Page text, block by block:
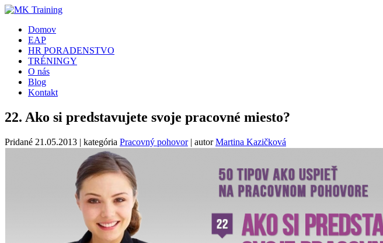
Domov
EAP
HR PORADENSTVO
TRÉNINGY
O nás
Blog
Kontakt
22. Ako si predstavujete svoje pracovné miesto?
Pridané 21.05.2013 | kategória Pracovný pohovor | autor Martina Kazičková